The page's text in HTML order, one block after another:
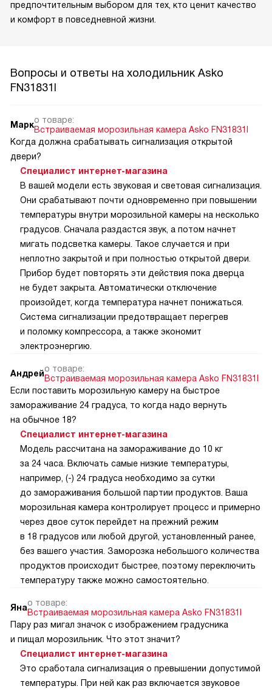
предпочтительным выбором для тех, кто ценит качество
и комфорт в повседневной жизни.
Вопросы и ответы на холодильник Asko
FN31831I
Марко товаре:
Встраиваемая морозильная камера Asko FN31831I
Когда должна срабатывать сигнализация открытой
двери?
Специалист интернет-магазина
В вашей модели есть звуковая и световая сигнализация.
Они срабатывают почти одновременно при повышении
температуры внутри морозильной камеры на несколько
градусов. Сначала раздастся звук, а потом начнет
мигать подсветка камеры. Такое случается и при
неплотно закрытой и при полностью открытой двери.
Прибор будет повторять эти действия пока дверца
не будет закрыта. Автоматически отключение
произойдет, когда температура начнет понижаться.
Система сигнализации предотвращает перегрев
и поломку компрессора, а также экономит
электроэнергию.
Андрейо товаре:
Встраиваемая морозильная камера Asko FN31831I
Если поставить морозильную камеру на быстрое
замораживание 24 градуса, то когда надо вернуть
на обычное 18?
Специалист интернет-магазина
Модель рассчитана на замораживание до 10 кг
за 24 часа. Включать самые низкие температуры,
например, (-) 24 градуса необходимо за сутки
до замораживания большой партии продуктов. Ваша
морозильная камера контролирует процесс и примерно
через двое суток перейдет на прежний режим
в 18 градусов или любой другой, установленный ранее,
без вашего участия. Заморозка небольшого количества
продуктов происходит быстрее, поэтому переключить
температуру также можно самостоятельно.
Янао товаре:
Встраиваемая морозильная камера Asko FN31831I
Пару раз мигал значок с изображением градусника
и пищал морозильник. Что этот значит?
Специалист интернет-магазина
Это сработала сигнализация о превышении допустимой
температуры. При ней как раз включается звуковое